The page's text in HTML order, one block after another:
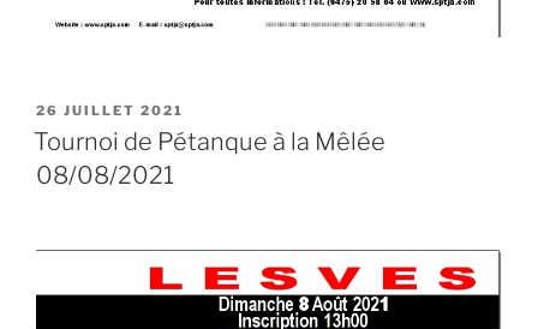
PUBLIÉ
LE
26 JUILLET 2021
Tournoi de Pétanque à la Mêlée
08/08/2021